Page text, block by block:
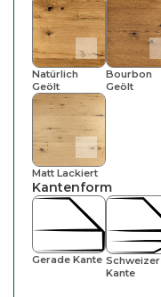
Natürlich
Geölt
Bourbon
Geölt
Matt Lackiert
Kantenform
Gerade Kante Schweizer
Kante